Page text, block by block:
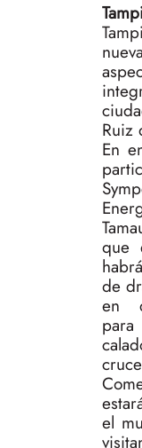
Ruiz
En
que
de
en
el